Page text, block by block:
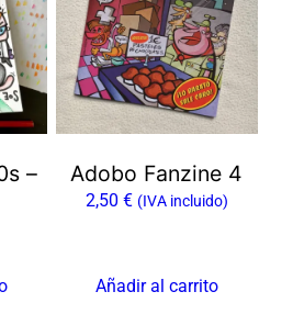
–
Adobo Fanzine 4
2,50 € (IVA incluido)
Añadir al carrito